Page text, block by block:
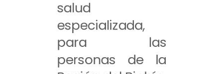
salud
especializada,
para las
personas de la